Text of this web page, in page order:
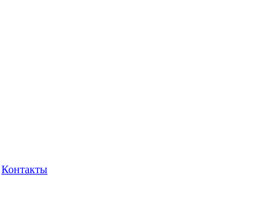
Контакты